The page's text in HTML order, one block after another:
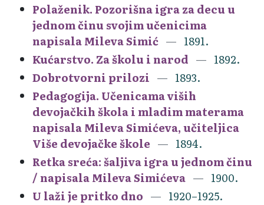
Polaženik. Pozorišna igra za decu u
jednom činu svojim učenicima
napisala Mileva Simić
1891.
Kućarstvo. Za školu i narod
1892.
Dobrotvorni prilozi
1893.
Pedagogija. Učenicama viših
devojačkih škola i mladim materama
napisala Mileva Simićeva, učiteljica
Više devojačke škole
1894.
Retka sreća: šaljiva igra u jednom činu
/ napisala Mileva Simićeva
1900.
U laži je pritko dno
1920–1925.